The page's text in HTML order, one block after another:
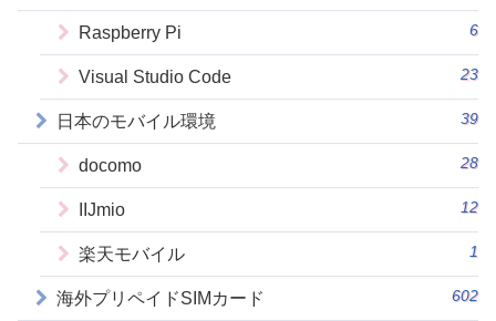
Raspberry Pi 6
Visual Studio Code 23
日本のモバイル環境 39
docomo 28
IIJmio 12
楽天モバイル 1
海外プリペイドSIMカード 602